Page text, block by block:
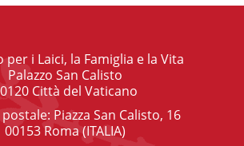
per i Laici, la Famiglia e la Vita
Palazzo San Calisto
Città del Vaticano
Piazza San Calisto, 16
00153 Roma (ITALIA)